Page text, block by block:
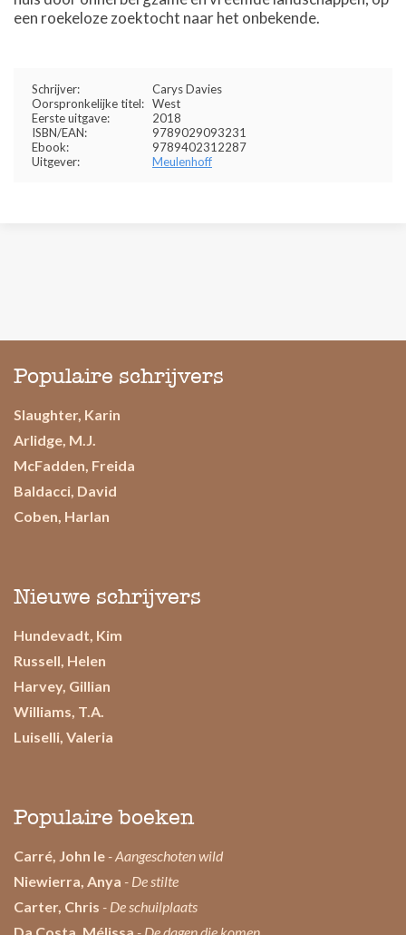
een roekeloze zoektocht naar het onbekende.
Schrijver:
Carys Davies
Oorspronkelijke titel: West
Eerste uitgave:
2018
ISBN/EAN:
9789029093231
Ebook:
9789402312287
Uitgever:
Meulenhoff
Populaire schrijvers
Slaughter, Karin
Arlidge, M.J.
McFadden, Freida
Baldacci, David
Coben, Harlan
Nieuwe schrijvers
Hundevadt, Kim
Russell, Helen
Harvey, Gillian
Williams, T.A.
Luiselli, Valeria
Populaire boeken
Carré, John le - Aangeschoten wild
Niewierra, Anya - De stilte
Carter, Chris - De schuilplaats